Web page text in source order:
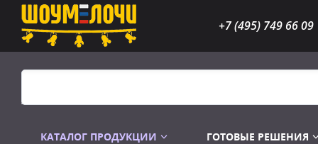
+7 (495) 749 66 09
КАТАЛОГ ПРОДУКЦИИ ГОТОВЫЕ РЕШЕНИЯ